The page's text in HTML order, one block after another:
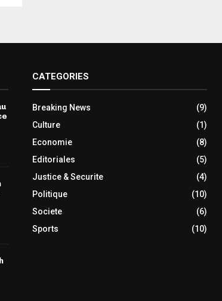
CATEGORIES
Breaking News
(9)
Culture
(1)
Economie
(8)
Editoriales
(5)
Justice & Securite
(4)
Politique
(10)
Societe
(6)
Sports
(10)